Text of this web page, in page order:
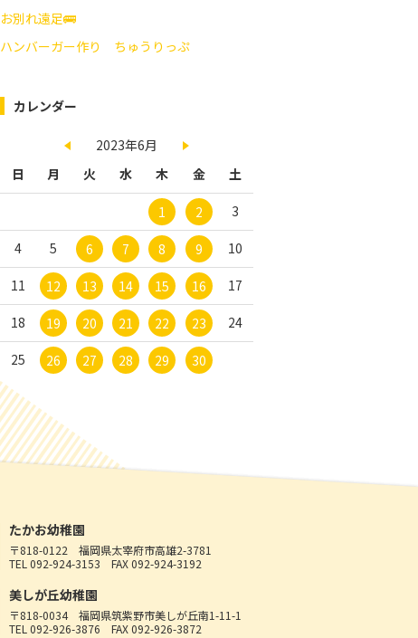
お別れ遠足🚌
ハンバーガー作り ちゅうりっぷ
カレンダー
2023年6月
日
月 火 水 木 金 土
1 2 3
4 5 6 7 8 9 10
11 12 13 14 15 16 17
18 19 20 21 22 23 24
25 26 27 28 29 30
たかお幼稚園
〒818-0122 福岡県太宰府市高雄2-3781
TEL 092-924-3153 FAX 092-924-3192
美しが丘幼稚園
〒818-0034 福岡県筑紫野市美しが丘南1-11-1
TEL 092-926-3876 FAX 092-926-3872